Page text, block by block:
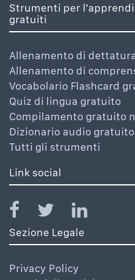
Strumenti per
gratuiti
Allenamento di
Allenamento di
Vocabolario Flashcard
Quiz di lingua gratuito
Compilamento gratuito
Dizionario audio gratuito
Tutti gli strumenti
Link social
Sezione Legale
Privacy Policy